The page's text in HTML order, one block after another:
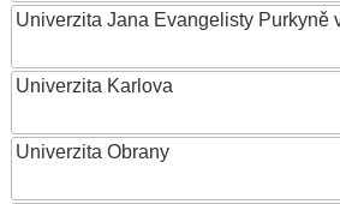
Univerzita Jana Evangelisty Purkyně
Univerzita Karlova
Univerzita Obrany